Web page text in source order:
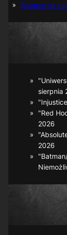
Batman na
sierpnia
"Red
2026
2026